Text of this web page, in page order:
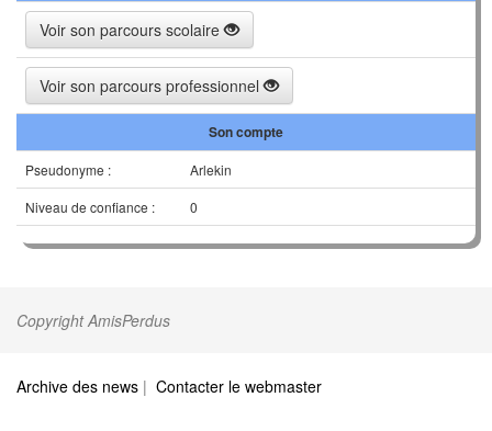
Voir son parcours scolaire
Voir son parcours professionnel
Son compte
Pseudonyme :
Arlekin
Niveau de confiance :
0
Copyright AmisPerdus
Archive des news | Contacter le webmaster